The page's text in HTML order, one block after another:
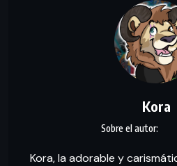
Kora
Kora, la adorable y